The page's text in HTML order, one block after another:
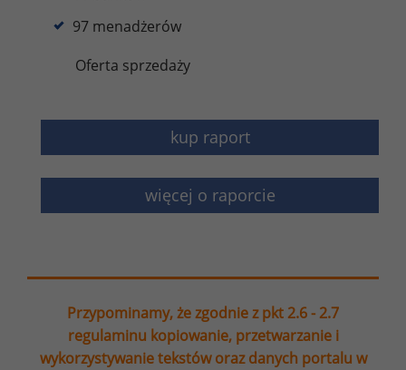
97 menadżerów
Oferta sprzedaży
kup raport
więcej o raporcie
Przypominamy, że zgodnie z pkt 2.6 - 2.7
regulaminu kopiowanie, przetwarzanie i
wykorzystywanie tekstów oraz danych portalu w